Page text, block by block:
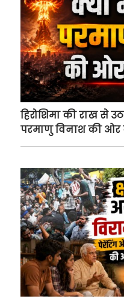
हिरोशिमा की राख से
परमाणु विनाश की ओर